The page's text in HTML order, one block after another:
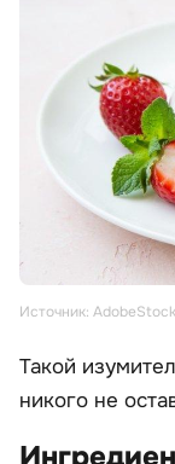
Источник: AdobeStock
Такой
никого не